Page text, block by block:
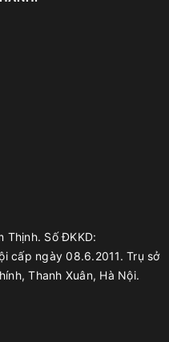
Thịnh. Số ĐKKD:
cấp ngày 08.6.2011. Trụ sở
Thanh Xuân, Hà Nội.